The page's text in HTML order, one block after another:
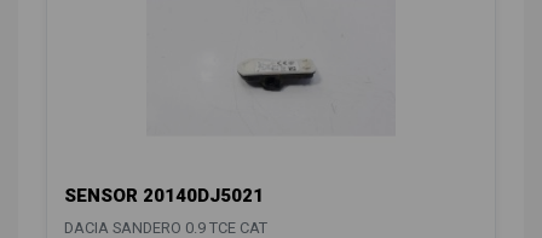
SENSOR 20140DJ5021
DACIA SANDERO 0.9 TCE CAT